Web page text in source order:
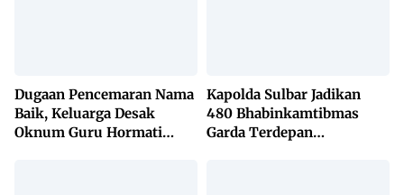
Dugaan Pencemaran Nama
Baik, Keluarga Desak
Oknum Guru Hormati
Kapolda Sulbar Jadikan
480 Bhabinkamtibmas
Garda Terdepan